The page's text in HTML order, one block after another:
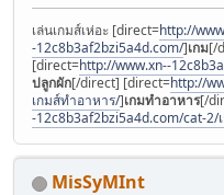
เล่นเกมส์เห่อะ [direct=http://
-12c8b3af2bzi5a4d.com/]เกม[/
[direct=http://www.xn--
ปลูกผัก[/direct] [direct=http://
เกมส์ทําอาหาร/]เกมทําอาหาร[/
-12c8b3af2bzi5a4d.com/cat-2/
MisSyMInt